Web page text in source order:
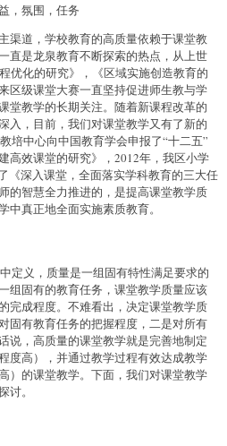
，氛围，任务
渠道，学校教育的高质量依赖于课堂教
直是龙泉教育不断探索的热点，从上世
优化的研究》，《区域实施创造教育的
区级课堂大赛一直坚持促进师生教与学
堂教学的长期关注。随着新课程改革的
入，目前，我们对课堂教学又有了新的
培中心向中国教育学会申报了“十二五”
高效课堂的研究》，2012年，我区小学
《深入课堂，全面落实学科教育的三大任
的智慧全力推进的，是提高课堂教学质
真正地全面实施素质教育。
定义，质量是一组固有特性满足要求的
组固有的教育任务，课堂教学质量应该
完成程度。不难看出，决定课堂教学质
固有教育任务的把握程度，二是对所有
说，高质量的课堂教学就是完善地制定
度高），并通过教学过程有效达成教学
）的课堂教学。下面，我们对课堂教学
。